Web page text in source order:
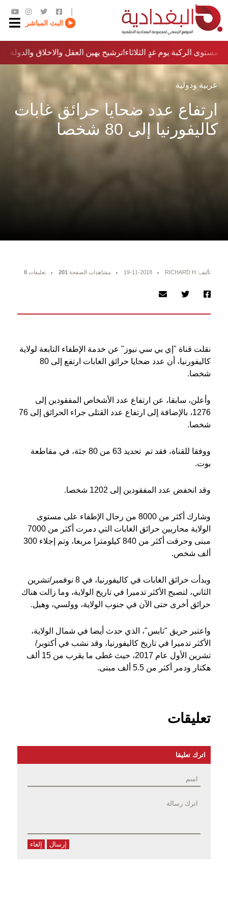
البث المباشر
ترشيح يهين العقل والاخلاق والدولة…؟!مستوى الركبة يوم غدٍ الثلاثاء
عربية ودولية
ارتفاع عدد ضحايا حرائق غابات
كاليفورنيا إلى 80 شخصا
تأليف: RICHARD H 19-11-2018 مشاهدات الصفحة 201 تعليقات 0
نقلت قناة "إي بي سي نيوز" عن خدمة الإطفاء التابعة لولاية
كاليفورنيا، أن عدد ضحايا حرائق الغابات ارتفع إلى 80
شخصا.
وأعلن، سابقا، عن ارتفاع عدد الأشخاص المفقودين إلى
1276، بالإضافة إلى ارتفاع عدد القتلى جراء الحرائق إلى 76
شخصا.
ووفقا للقناة، فقد تم تحديد 63 من 80 جثة، في مقاطعة
بوت.
وقد انخفض عدد المفقودين إلى 1202 شخصا.
وشارك أكثر من 8000 من رجال الإطفاء على مستوى
الولاية محاربين حرائق الغابات التي دمرت أكثر من 7000
مبنى وحرقت أكثر من 840 كيلومترا مربعا، وتم إجلاء 300
ألف شخص.
وبدأت حرائق الغابات في كاليفورنيا، في 8 نوفمبر/تشرين
الثاني، لتصبح الأكثر تدميرا في تاريخ الولاية، وما زالت هناك
حرائق أخرى حتى الآن في جنوب الولاية، وولسي، وهيل.
واعتبر حريق "تابس"، الذي حدث أيضا في شمال الولاية،
الأكثر تدميرا في تاريخ كاليفورنيا، وقد نشب في أكتوبر/
تشرين الأول عام 2017، حيث غطى ما يقرب من 15 ألف
هكتار ودمر أكثر من 5.5 ألف مبنى.
تعليقات
اترك تعليقا
إرسال إلغاء